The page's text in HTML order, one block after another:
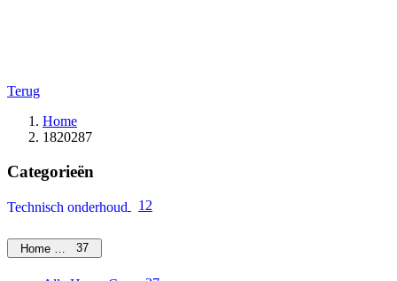
Terug
Home
1820287
Categorieën
Technisch onderhoud 12
Home Care37